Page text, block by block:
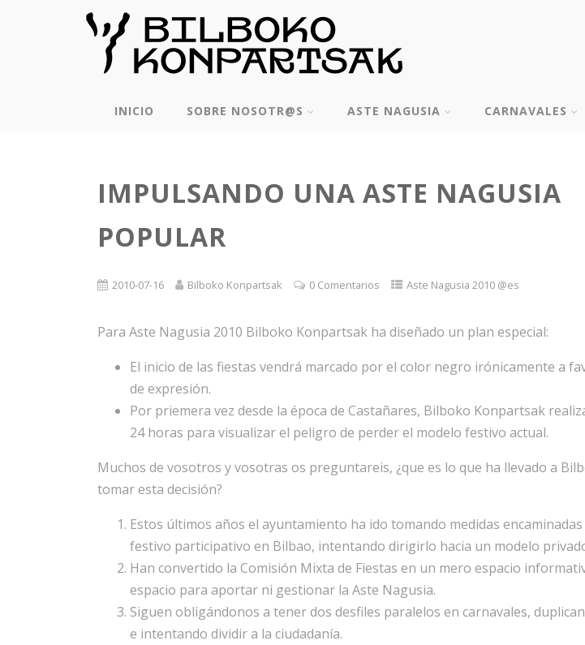
INICIO SOBRE NOSOTR@S ASTE NAGUSIA CARNAVALES
IMPULSANDO UNA ASTE NAGUSIA
POPULAR
2010-07-16 Bilboko Konpartsak 0 Comentarios Aste Nagusia 2010 @es
Para Aste Nagusia 2010 Bilboko Konpartsak ha diseñado un plan especial:
El inicio de las fiestas vendrá marcado por el color negro irónicamente a
de expresión.
Por priemera vez desde la época de Castañares, Bilboko Konpartsak
24 horas para visualizar el peligro de perder el modelo festivo actual.
Muchos de vosotros y vosotras os preguntareis, ¿que es lo que ha llevado a
tomar esta decisión?
Estos últimos años el ayuntamiento ha ido tomando medidas
festivo participativo en Bilbao, intentando dirigirlo hacia un modelo
Han convertido la Comisión Mixta de Fiestas en un mero espacio
espacio para aportar ni gestionar la Aste Nagusia.
Siguen obligándonos a tener dos desfiles paralelos en carnavales,
e intentando dividir a la ciudadanía.